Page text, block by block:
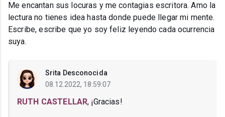
Me encantan sus locuras y me contagias escritora. Amo la
lectura no tienes idea hasta donde puede llegar mi mente.
Escribe, escribe que yo soy feliz leyendo cada ocurrencia
suya.
Srita Desconocida
08.12.2022, 18:59:07
RUTH CASTELLAR, ¡Gracias!